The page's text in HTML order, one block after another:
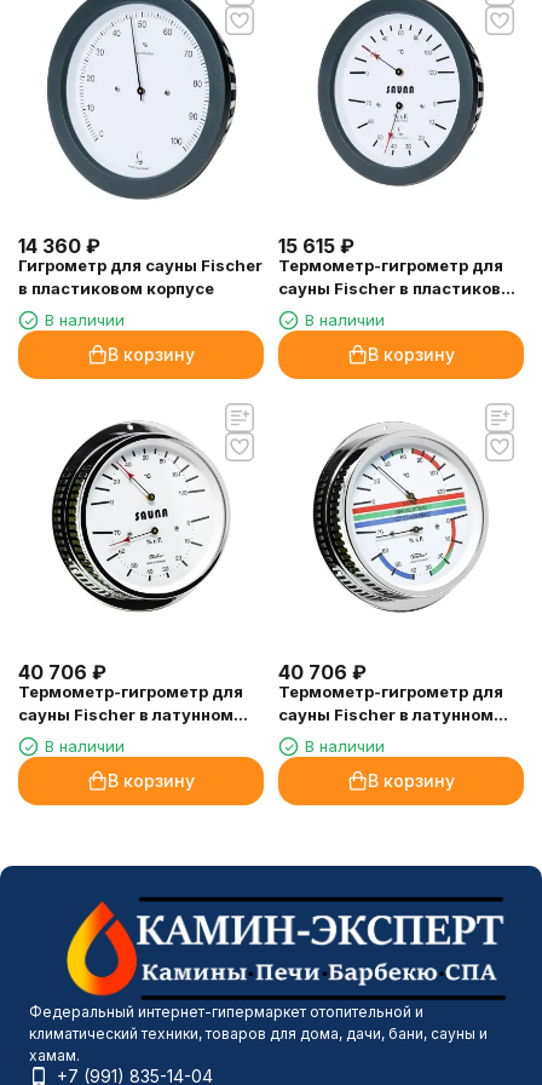
14 360 ₽
Гигрометр для сауны Fischer
в пластиковом корпусе
В наличии
В корзину
15 615 ₽
Термометр-гигрометр для
сауны Fischer в пластиковом
корпусе
В наличии
В корзину
40 706 ₽
Термометр-гигрометр для
сауны Fischer в латунном
корпусе
В наличии
В корзину
40 706 ₽
Термометр-гигрометр для
сауны Fischer в латунном
корпусе, цветной
В наличии
В корзину
Федеральный интернет-гипермаркет отопительной и
климатический техники, товаров для дома, дачи, бани, сауны и
хамам.
+7 (991) 835-14-04